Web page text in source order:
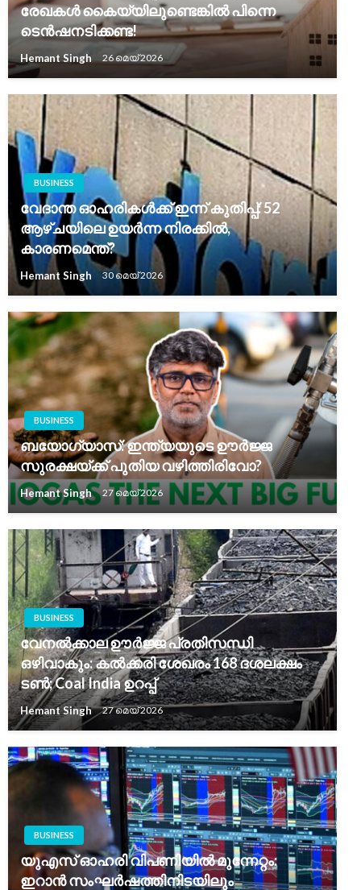
രേഖകൾ കൈയ്യിലുണ്ടെങ്കിൽ പിന്നെ
ടെൻഷനടിക്കണ്ട!
Hemant Singh 26 മെയ്‌ 2026
BUSINESS
വേദാന്ത ഓഹരികൾക്ക് ഇന്ന് കുതിപ്പ്: 52
ആഴ്ചയിലെ ഉയർന്ന നിരക്കിൽ,
കാരണമെന്ത്?
Hemant Singh 30 മെയ്‌ 2026
BUSINESS
ബയോഗ്യാസ്: ഇന്ത്യയുടെ ഊർജ്ജ
സുരക്ഷയ്ക്ക് പുതിയ വഴിത്തിരിവോ?
Hemant Singh 27 മെയ്‌ 2026
BUSINESS
വേനൽക്കാല ഊർജ്ജ പ്രതിസന്ധി
ഒഴിവാകും: കൽക്കരി ശേഖരം 168 ദശലക്ഷം
ടൺ; Coal India ഉറപ്പ്
Hemant Singh 27 മെയ്‌ 2026
BUSINESS
യുഎസ് ഓഹരി വിപണിയിൽ മുന്നേറ്റം:
ഇറാൻ സംഘർഷത്തിനിടയിലും